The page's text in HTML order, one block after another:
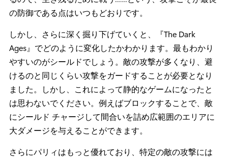
の防御である点はいつもどおりです。
しかし、さらに深く掘り下げていくと、『The Dark
Ages』でどのように変化したかわかります。最もわかり
やすいのがシールドでしょう。敵の攻撃が多くなり、避
けるのと同じくらい攻撃をガードすることが必要となり
ました。しかし、これによって静的なゲームになったと
は思わないでください。例えばブロックすることで、敵
にシールド チャージして間合いを詰め広範囲のエリアに
大ダメージを与えることができます。
さらにパリィはもっと優れており、特定の敵の攻撃には